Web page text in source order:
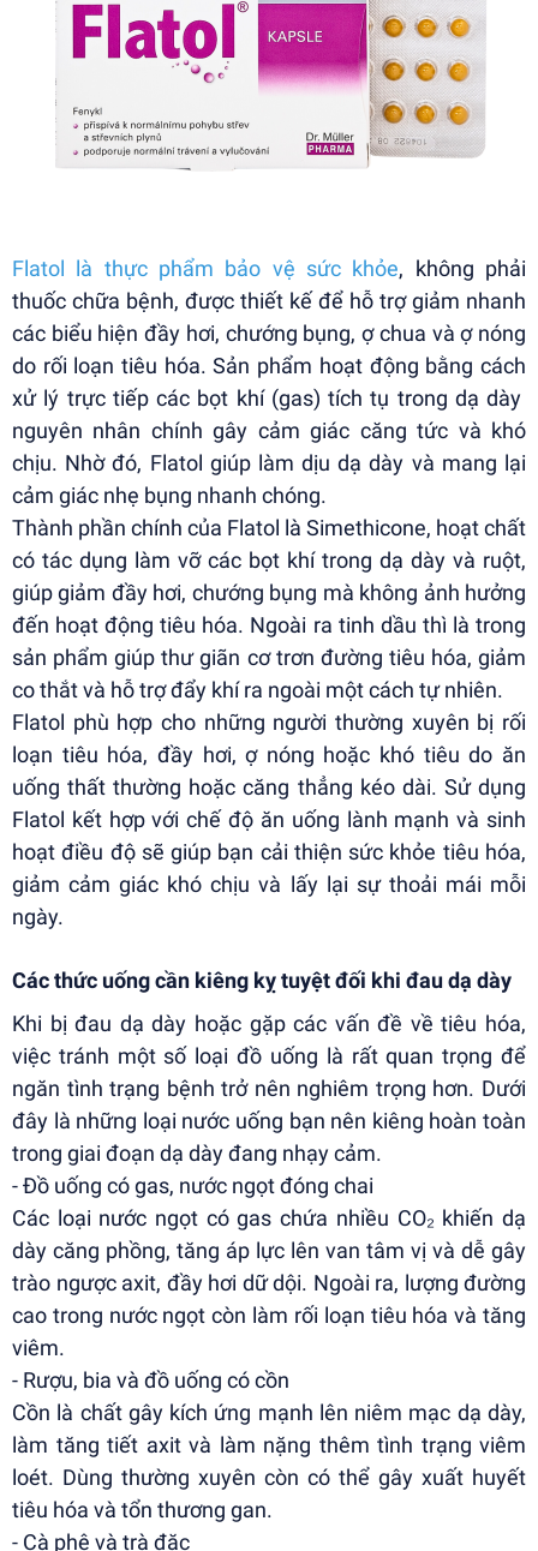
Flatol là thực phẩm bảo vệ sức khỏe, không phải
thuốc chữa bệnh, được thiết kế để hỗ trợ giảm nhanh
các biểu hiện đầy hơi, chướng bụng, ợ chua và ợ nóng
do rối loạn tiêu hóa. Sản phẩm hoạt động bằng cách
xử lý trực tiếp các bọt khí (gas) tích tụ trong dạ dày
nguyên nhân chính gây cảm giác căng tức và khó
chịu. Nhờ đó, Flatol giúp làm dịu dạ dày và mang lại
cảm giác nhẹ bụng nhanh chóng.
Thành phần chính của Flatol là Simethicone, hoạt chất
có tác dụng làm vỡ các bọt khí trong dạ dày và ruột,
giúp giảm đầy hơi, chướng bụng mà không ảnh hưởng
đến hoạt động tiêu hóa. Ngoài ra tinh dầu thì là trong
sản phẩm giúp thư giãn cơ trơn đường tiêu hóa, giảm
co thắt và hỗ trợ đẩy khí ra ngoài một cách tự nhiên.
Flatol phù hợp cho những người thường xuyên bị rối
loạn tiêu hóa, đầy hơi, ợ nóng hoặc khó tiêu do ăn
uống thất thường hoặc căng thẳng kéo dài. Sử dụng
Flatol kết hợp với chế độ ăn uống lành mạnh và sinh
hoạt điều độ sẽ giúp bạn cải thiện sức khỏe tiêu hóa,
giảm cảm giác khó chịu và lấy lại sự thoải mái mỗi
ngày.
Các thức uống cần kiêng kỵ tuyệt đối khi đau dạ dày
Khi bị đau dạ dày hoặc gặp các vấn đề về tiêu hóa,
việc tránh một số loại đồ uống là rất quan trọng để
ngăn tình trạng bệnh trở nên nghiêm trọng hơn. Dưới
đây là những loại nước uống bạn nên kiêng hoàn toàn
trong giai đoạn dạ dày đang nhạy cảm.
- Đồ uống có gas, nước ngọt đóng chai
Các loại nước ngọt có gas chứa nhiều CO₂ khiến dạ
dày căng phồng, tăng áp lực lên van tâm vị và dễ gây
trào ngược axit, đầy hơi dữ dội. Ngoài ra, lượng đường
cao trong nước ngọt còn làm rối loạn tiêu hóa và tăng
viêm.
- Rượu, bia và đồ uống có cồn
Cồn là chất gây kích ứng mạnh lên niêm mạc dạ dày,
làm tăng tiết axit và làm nặng thêm tình trạng viêm
loét. Dùng thường xuyên còn có thể gây xuất huyết
tiêu hóa và tổn thương gan.
- Cà phê và trà đặc